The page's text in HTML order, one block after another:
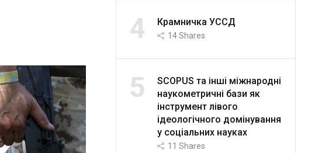
4 Крамничка УССД
14Shares
5
SCOPUS та інші міжнародні
наукометричні бази як
інструмент лівого
ідеологічного домінування
у соціальних науках
11 Shares